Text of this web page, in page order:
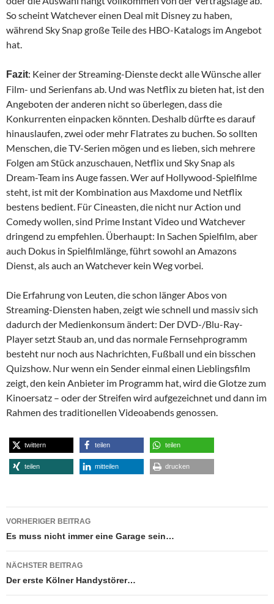
So scheint Watchever einen Deal mit Disney zu haben,
während Sky Snap große Teile des HBO-Katalogs im Angebot
hat.
Fazit: Keiner der Streaming-Dienste deckt alle Wünsche aller
Film- und Serienfans ab. Und was Netflix zu bieten hat, ist den
Angeboten der anderen nicht so überlegen, dass die
Konkurrenten einpacken könnten. Deshalb dürfte es darauf
hinauslaufen, zwei oder mehr Flatrates zu buchen. So sollten
Menschen, die TV-Serien mögen und es lieben, sich mehrere
Folgen am Stück anzuschauen, Netflix und Sky Snap als
Dream-Team ins Auge fassen. Wer auf Hollywood-Spielfilme
steht, ist mit der Kombination aus Maxdome und Netflix
bestens bedient. Für Cineasten, die nicht nur Action und
Comedy wollen, sind Prime Instant Video und Watchever
dringend zu empfehlen. Überhaupt: In Sachen Spielfilm, aber
auch Dokus in Spielfilmlänge, führt sowohl an Amazons
Dienst, als auch an Watchever kein Weg vorbei.
Die Erfahrung von Leuten, die schon länger Abos von
Streaming-Diensten haben, zeigt wie schnell und massiv sich
dadurch der Medienkonsum ändert: Der DVD-/Blu-Ray-
Player setzt Staub an, und das normale Fernsehprogramm
besteht nur noch aus Nachrichten, Fußball und ein bisschen
Quizshow. Nur wenn ein Sender einmal einen Lieblingsfilm
zeigt, den kein Anbieter im Programm hat, wird die Glotze zum
Kinoersatz – oder der Streifen wird aufgezeichnet und dann im
Rahmen des traditionellen Videoabends genossen.
twittern teilen teilen
teilen mitteilen drucken
Beitragsnavigation
VORHERIGER BEITRAG
Es muss nicht immer eine Garage sein…
NÄCHSTER BEITRAG
Der erste Kölner Handystörer…